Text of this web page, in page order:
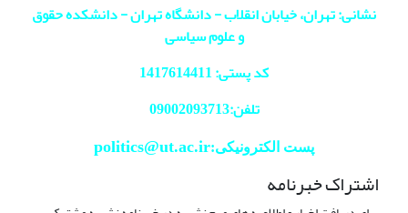
نشانی: تهران، خیابان انقلاب - دانشگاه تهران - دانشکده حقوق
و علوم سیاسی
کد پستی: 1417614411
تلفن:09002093713
پست الکترونیکی:politics@ut.ac.ir
اشتراک خبرنامه